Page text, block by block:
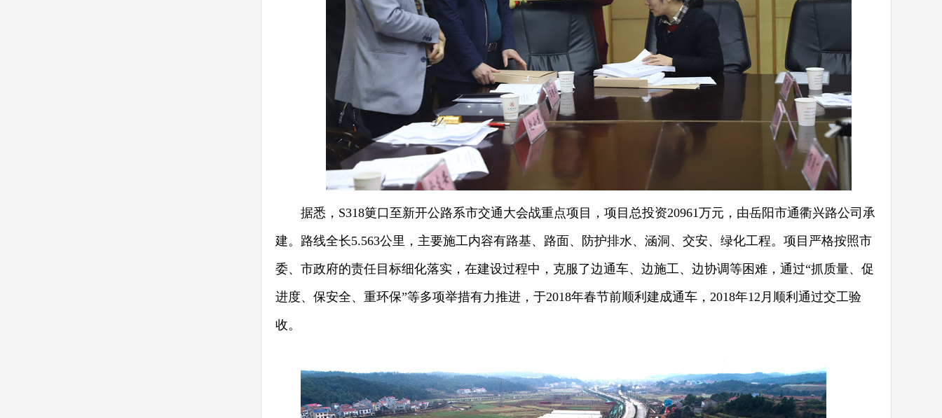
据悉，S318筻口至新开公路系市交通大会战重点项目，项目总投资20961万元，由岳阳市通衢兴路公司承
建。路线全长5.563公里，主要施工内容有路基、路面、防护排水、涵洞、交安、绿化工程。项目严格按照市
委、市政府的责任目标细化落实，在建设过程中，克服了边通车、边施工、边协调等困难，通过“抓质量、促
进度、保安全、重环保”等多项举措有力推进，于2018年春节前顺利建成通车，2018年12月顺利通过交工验
收。